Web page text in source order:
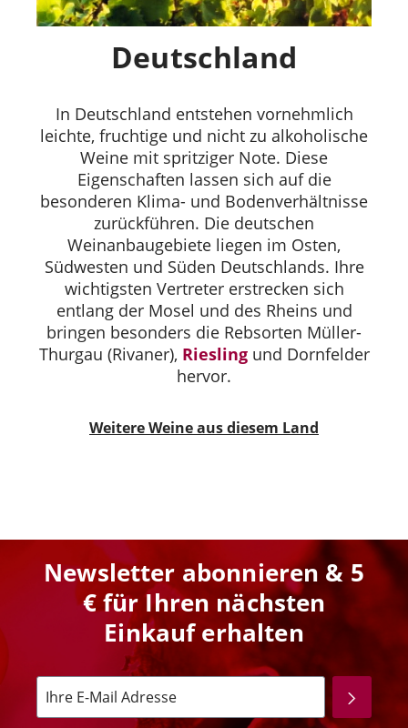
Deutschland
In Deutschland entstehen vornehmlich
leichte, fruchtige und nicht zu alkoholische
Weine mit spritziger Note. Diese
Eigenschaften lassen sich auf die
besonderen Klima- und Bodenverhältnisse
zurückführen. Die deutschen
Weinanbaugebiete liegen im Osten,
Südwesten und Süden Deutschlands. Ihre
wichtigsten Vertreter erstrecken sich
entlang der Mosel und des Rheins und
bringen besonders die Rebsorten Müller-
Thurgau (Rivaner), Rieslingund Dornfelder
hervor.
Weitere Weine aus diesem Land
Newsletter abonnieren & 5
€ für Ihren nächsten
Einkauf erhalten